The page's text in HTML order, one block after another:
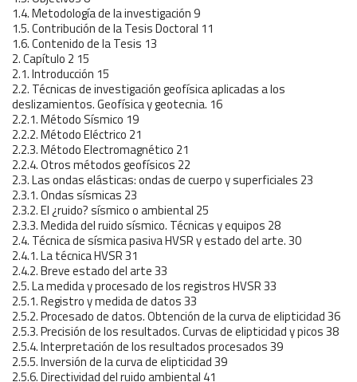
1.4. Metodología de la investigación 9
1.5. Contribución de la Tesis Doctoral 11
1.6. Contenido de la Tesis 13
2. Capítulo 2 15
2.1. Introducción 15
2.2. Técnicas de investigación geofísica aplicadas a los
deslizamientos. Geofísica y geotecnia. 16
2.2.1. Método Sísmico 19
2.2.2. Método Eléctrico 21
2.2.3. Método Electromagnético 21
2.2.4. Otros métodos geofísicos 22
2.3. Las ondas elásticas: ondas de cuerpo y superficiales 23
2.3.1. Ondas sísmicas 23
2.3.2. El ¿ruido? sísmico o ambiental 25
2.3.3. Medida del ruido sísmico. Técnicas y equipos 28
2.4. Técnica de sísmica pasiva HVSR y estado del arte. 30
2.4.1. La técnica HVSR 31
2.4.2. Breve estado del arte 33
2.5. La medida y procesado de los registros HVSR 33
2.5.1. Registro y medida de datos 33
2.5.2. Procesado de datos. Obtención de la curva de elipticidad 36
2.5.3. Precisión de los resultados. Curvas de elipticidad y picos 38
2.5.4. Interpretación de los resultados procesados 39
2.5.5. Inversión de la curva de elipticidad 39
2.5.6. Directividad del ruido ambiental 41